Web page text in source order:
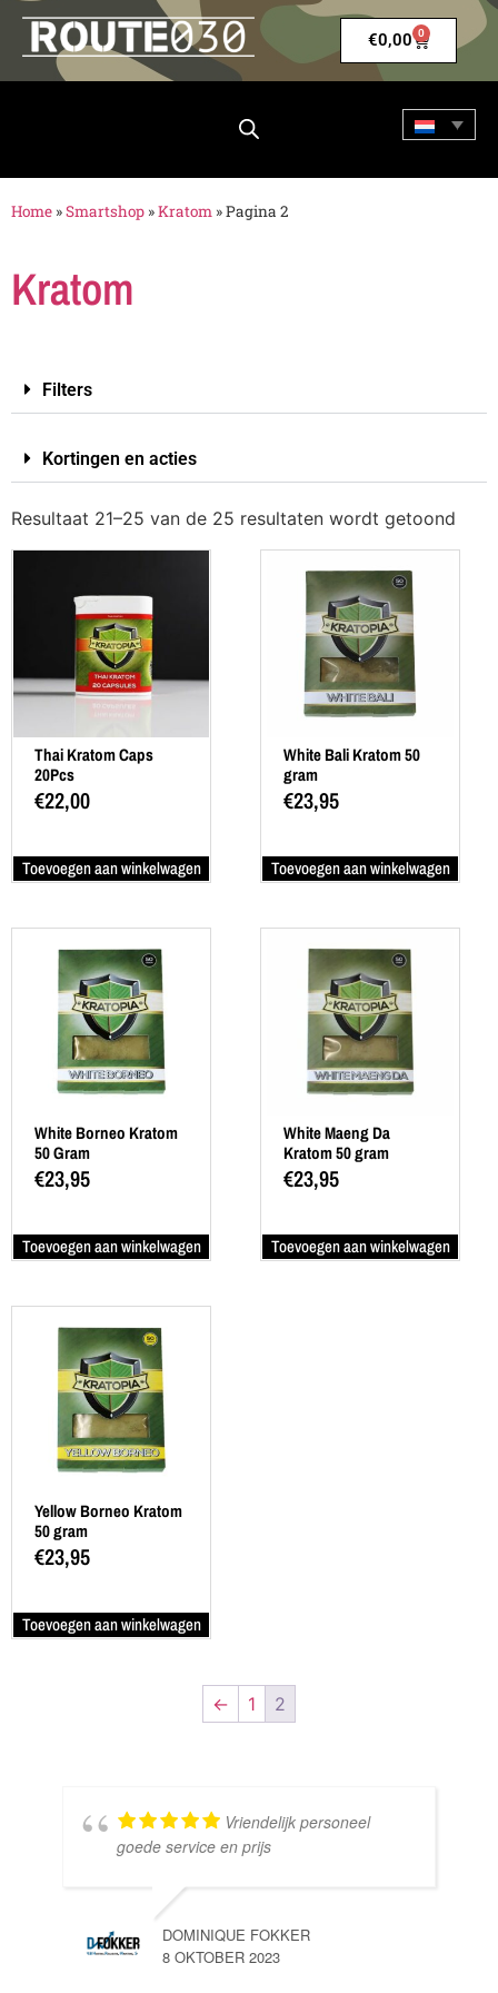
€0,00 0
Home »Smartshop »Kratom »Pagina 2
Kratom
Filters
Kortingen en acties
Resultaat 21–25 van de 25 resultaten wordt getoond
Thai Kratom Caps
20Pcs
€22,00
Toevoegen aan winkelwagen
White Bali Kratom 50
gram
€23,95
Toevoegen aan winkelwagen
White Borneo Kratom
50 Gram
€23,95
Toevoegen aan winkelwagen
White Maeng Da
Kratom 50 gram
€23,95
Toevoegen aan winkelwagen
Yellow Borneo Kratom
50 gram
€23,95
Toevoegen aan winkelwagen
← 1 2
Vriendelijk personeel
goede service en prijs
DOMINIQUE FOKKER
8 OKTOBER 2023